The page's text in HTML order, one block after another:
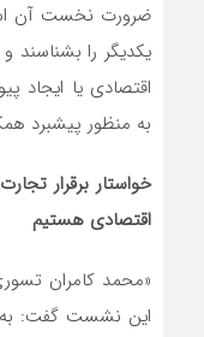
ضرورت نخست آن
یکدیگر را بشناسند
اقتصادی یا
به منظور پیشبرد
خواستار برقرار
اقتصادی هستیم
«محمد کامران
این نشست گفت: به